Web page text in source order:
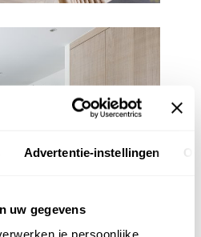
Advertentie-instellingen
uw gegevens
je persoonlijke